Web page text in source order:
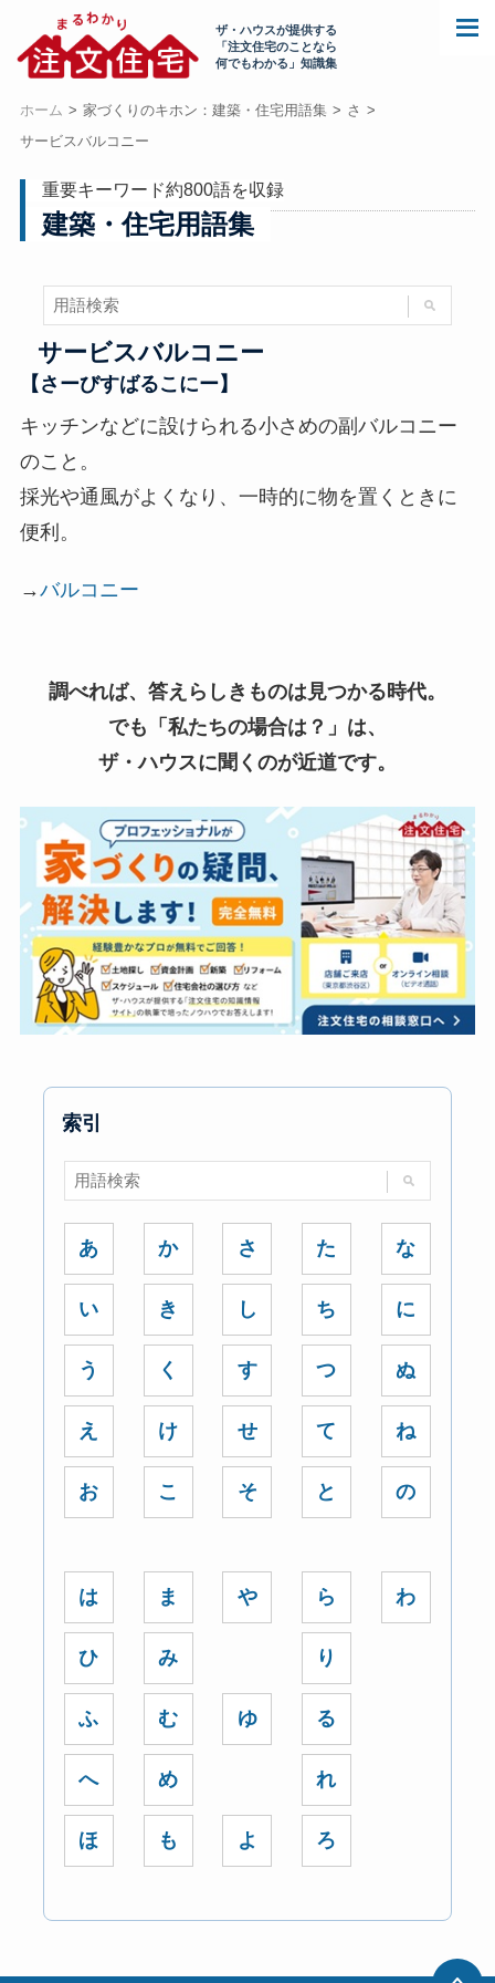
ザ・ハウスが提供する
「注文住宅のことなら
何でもわかる」知識集
ホーム 家づくりのキホン：建築・住宅用語集
さ
サービスバルコニー
重要キーワード約800語を収録
建築・住宅用語集
サービスバルコニー
【さーびすばるこにー】
キッチンなどに設けられる小さめの副バルコニー
のこと。
採光や通風がよくなり、一時的に物を置くときに
便利。
→バルコニー
調べれば、答えらしきものは見つかる時代。
でも「私たちの場合は？」は、
ザ・ハウスに聞くのが近道です。
索引
あ
い
う
え
お
か
き
く
け
こ
さ
し
す
せ
そ
た
ち
つ
て
と
な
に
ぬ
ね
の
は
ひ
ふ
へ
ほ
ま
み
む
め
も
や
ゆ
よ
ら
り
る
れ
ろ
わ